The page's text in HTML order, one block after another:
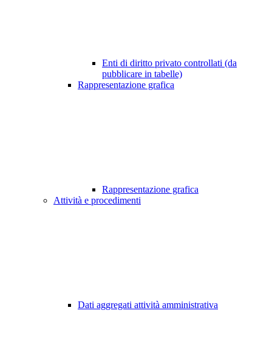
Enti di diritto privato controllati (da
pubblicare in tabelle)
Rappresentazione grafica
Rappresentazione grafica
Attività e procedimenti
Dati aggregati attività amministrativa